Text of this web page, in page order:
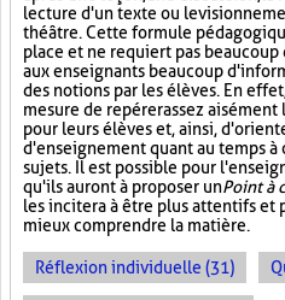
lecture d'un texte ou le
théâtre. Cette formule
place et ne requiert pas
aux enseignants beaucoup
des notions par les élèves. En
mesure de repérer assez
pour leurs élèves et, ainsi,
d'enseignement quant au temps à
sujets. Il est possible pour
qu'ils auront à proposer unPoint à
les incitera à être plus attentifs et
mieux comprendre la matière.
Réflexion individuelle (31)